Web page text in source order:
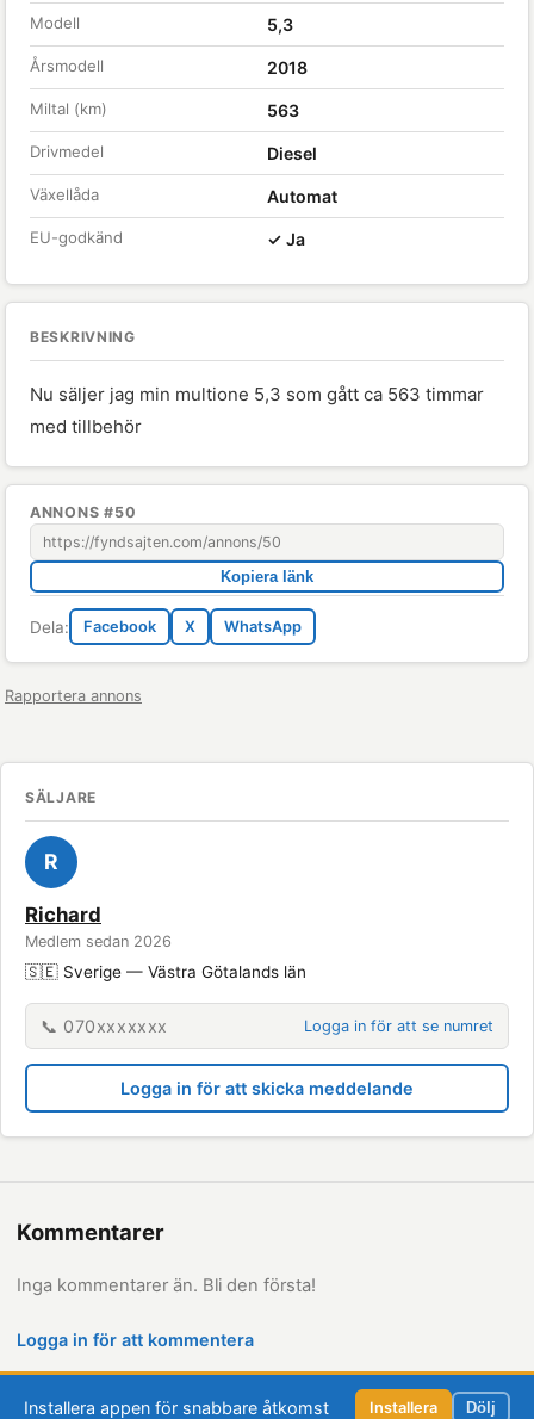
Modell 5,3
Årsmodell 2018
Miltal (km) 563
Drivmedel Diesel
Växellåda Automat
EU-godkänd ✓ Ja
BESKRIVNING
Nu säljer jag min multione 5,3 som gått ca 563 timmar
med tillbehör
ANNONS #50
Kopiera länk
Dela: Facebook X WhatsApp
Rapportera annons
SÄLJARE
R
Richard
Medlem sedan 2026
🇸🇪 Sverige — Västra Götalands län
📞 070xxxxxxx Logga in för att se numret
Logga in för att skicka meddelande
Kommentarer
Inga kommentarer än. Bli den första!
Logga in för att kommentera
Installera appen för snabbare åtkomst Installera Dölj